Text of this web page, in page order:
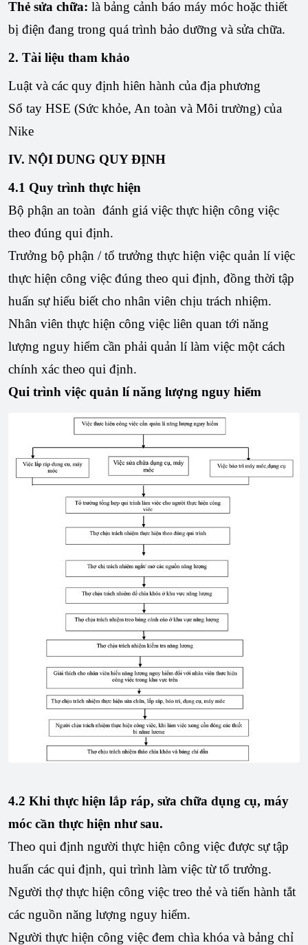
Thẻ sửa chữa: là bảng cảnh báo máy móc hoặc thiết
bị điện đang trong quá trình bảo dưỡng và sửa chữa.
2. Tài liệu tham khảo
Luật và các quy định hiên hành của địa phương
Sổ tay HSE (Sức khỏe, An toàn và Môi trường) của
Nike
IV. NỘI DUNG QUY ĐỊNH
4.1 Quy trình thực hiện
Bộ phận an toàn đánh giá việc thực hiện công việc
theo đúng qui định.
Trưởng bộ phận / tổ trưởng thực hiện việc quản lí việc
thực hiện công việc đúng theo qui định, đồng thời tập
huấn sự hiểu biết cho nhân viên chịu trách nhiệm.
Nhân viên thực hiện công việc liên quan tới năng
lượng nguy hiểm cần phải quản lí làm việc một cách
chính xác theo qui định.
Qui trình việc quản lí năng lượng nguy hiểm
4.2 Khi thực hiện lắp ráp, sửa chữa dụng cụ, máy
móc cần thực hiện như sau.
Theo qui định người thực hiện công việc được sự tập
huấn các qui định, qui trình làm việc từ tổ trưởng.
Người thợ thực hiện công việc treo thẻ và tiến hành tắt
các nguồn năng lượng nguy hiểm.
Người thực hiện công việc đem chìa khóa và bảng chỉ